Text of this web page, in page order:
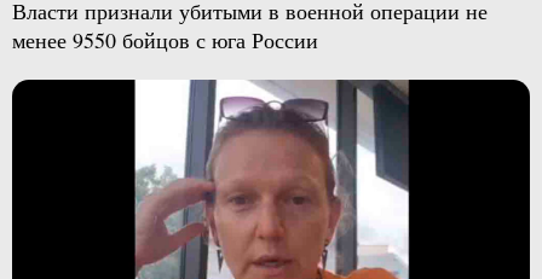
Власти признали убитыми в военной операции не
менее 9550 бойцов с юга России